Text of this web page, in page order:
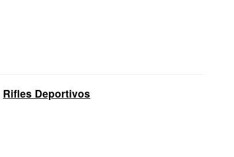
Rifles Deportivos